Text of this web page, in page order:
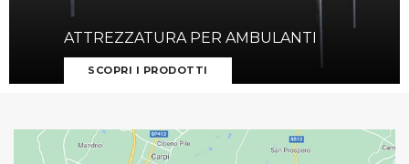
ATTREZZATURA PER AMBULANTI
SCOPRI I PRODOTTI